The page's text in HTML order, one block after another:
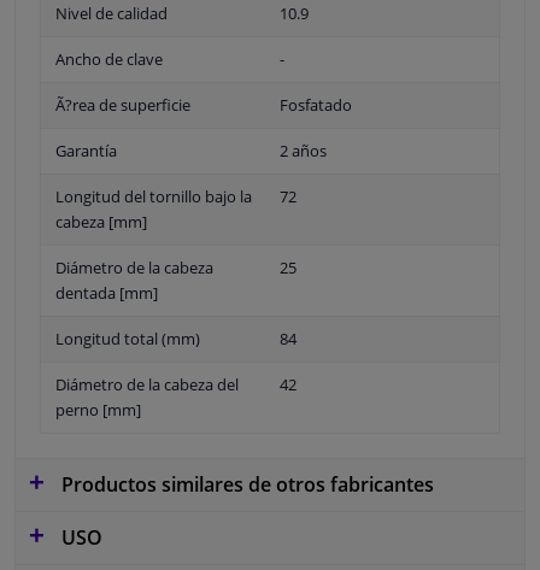
Nivel de calidad 10.9
Ancho de clave -
Ã?rea de superficie Fosfatado
Garantía 2 años
Longitud del tornillo bajo la
cabeza [mm]
72
Diámetro de la cabeza
dentada [mm]
25
Longitud total (mm) 84
Diámetro de la cabeza del
perno [mm]
42
Productos similares de otros fabricantes
USO